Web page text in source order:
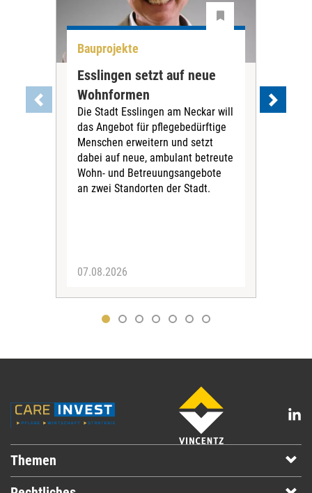
Bauprojekte
Esslingen setzt auf neue
Wohnformen
Die Stadt Esslingen am Neckar will
das Angebot für pflegebedürftige
Menschen erweitern und setzt
dabei auf neue, ambulant betreute
Wohn- und Betreuungsangebote
an zwei Standorten der Stadt.
07.08.2026
Themen